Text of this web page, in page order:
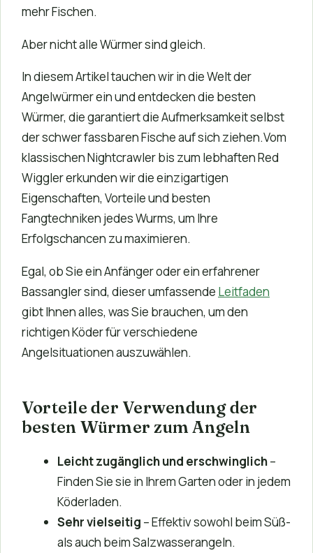
mehr Fischen.
Aber nicht alle Würmer sind gleich.
In diesem Artikel tauchen wir in die Welt der
Angelwürmer ein und entdecken die besten
Würmer, die garantiert die Aufmerksamkeit selbst
der schwer fassbaren Fische auf sich ziehen.Vom
klassischen Nightcrawler bis zum lebhaften Red
Wiggler erkunden wir die einzigartigen
Eigenschaften, Vorteile und besten
Fangtechniken jedes Wurms, um Ihre
Erfolgschancen zu maximieren.
Egal, ob Sie ein Anfänger oder ein erfahrener
Bassangler sind, dieser umfassende Leitfaden
gibt Ihnen alles, was Sie brauchen, um den
richtigen Köder für verschiedene
Angelsituationen auszuwählen.
Vorteile der Verwendung der
besten Würmer zum Angeln
Leicht zugänglich und erschwinglich–
Finden Sie sie in Ihrem Garten oder in jedem
Köderladen.
Sehr vielseitig – Effektiv sowohl beim Süß-
als auch beim Salzwasserangeln.